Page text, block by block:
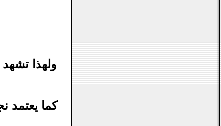
ولهذا
كما يعتمد